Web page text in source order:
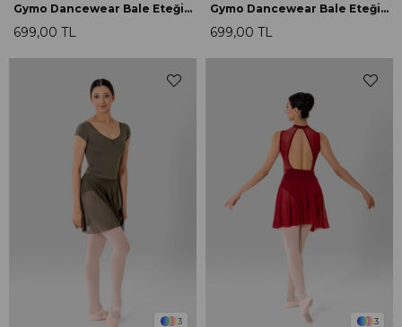
Gymo Dancewear Bale Eteği Daisy Mint
699,00 TL
Gymo Dancewear Bale Eteği Daisy Pink
699,00 TL
3 3